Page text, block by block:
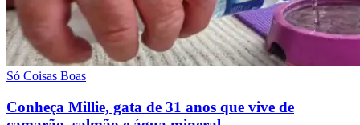
Só Coisas Boas
Conheça Millie, gata de 31 anos que vive de